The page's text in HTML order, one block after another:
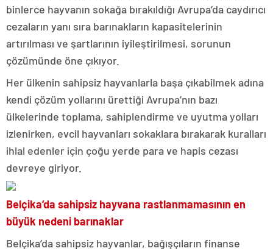
binlerce hayvanın sokağa bırakıldığı Avrupa’da caydırıcı
cezaların yanı sıra barınakların kapasitelerinin
artırılması ve şartlarının iyileştirilmesi, sorunun
çözümünde öne çıkıyor.
Her ülkenin sahipsiz hayvanlarla başa çıkabilmek adına
kendi çözüm yollarını ürettiği Avrupa’nın bazı
ülkelerinde toplama, sahiplendirme ve uyutma yolları
izlenirken, evcil hayvanları sokaklara bırakarak kuralları
ihlal edenler için çoğu yerde para ve hapis cezası
devreye giriyor.
Belçika’da sahipsiz hayvana rastlanmamasının en
büyük nedeni barınaklar
Belçika’da sahipsiz hayvanlar, bağışçıların finanse